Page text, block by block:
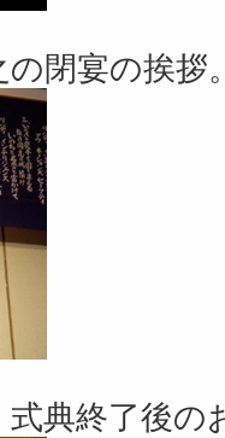
の閉宴の挨拶
典終了後の